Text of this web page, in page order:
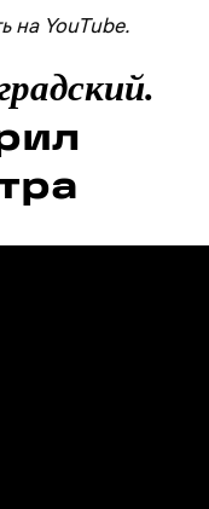
на YouTube.